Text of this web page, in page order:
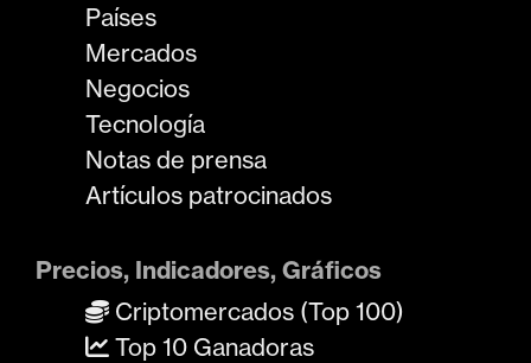
Países
Mercados
Negocios
Tecnología
Notas de prensa
Artículos patrocinados
Precios, Indicadores, Gráficos
Criptomercados (Top 100)
Top 10 Ganadoras